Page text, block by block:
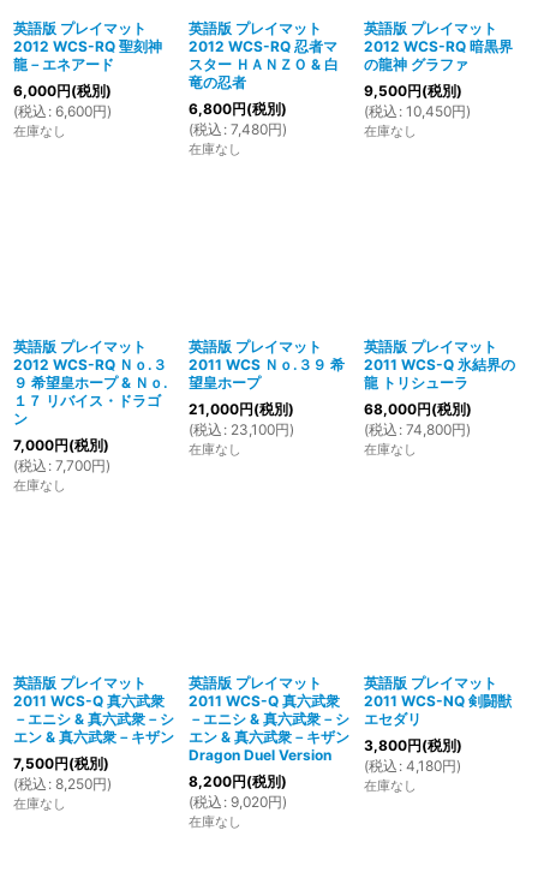
英語版 プレイマット
2012 WCS-RQ 聖刻神
龍－エネアード
6,000円(税別)
(税込 : 6,600円)
在庫なし
英語版 プレイマット
2012 WCS-RQ 忍者マ
スター ＨＡＮＺＯ & 白
竜の忍者
6,800円(税別)
(税込 : 7,480円)
在庫なし
英語版 プレイマット
2012 WCS-RQ 暗黒界
の龍神 グラファ
9,500円(税別)
(税込 : 10,450円)
在庫なし
英語版 プレイマット
2012 WCS-RQ Ｎｏ.３
９ 希望皇ホープ & Ｎｏ.
１７ リバイス・ドラゴ
ン
7,000円(税別)
(税込 : 7,700円)
在庫なし
英語版 プレイマット
2011 WCS Ｎｏ.３９ 希
望皇ホープ
21,000円(税別)
(税込 : 23,100円)
在庫なし
英語版 プレイマット
2011 WCS-Q 氷結界の
龍 トリシューラ
68,000円(税別)
(税込 : 74,800円)
在庫なし
英語版 プレイマット
2011 WCS-Q 真六武衆
－エニシ & 真六武衆－シ
エン & 真六武衆－キザン
7,500円(税別)
(税込 : 8,250円)
在庫なし
英語版 プレイマット
2011 WCS-Q 真六武衆
－エニシ & 真六武衆－シ
エン & 真六武衆－キザン
Dragon Duel Version
8,200円(税別)
(税込 : 9,020円)
在庫なし
英語版 プレイマット
2011 WCS-NQ 剣闘獣
エセダリ
3,800円(税別)
(税込 : 4,180円)
在庫なし